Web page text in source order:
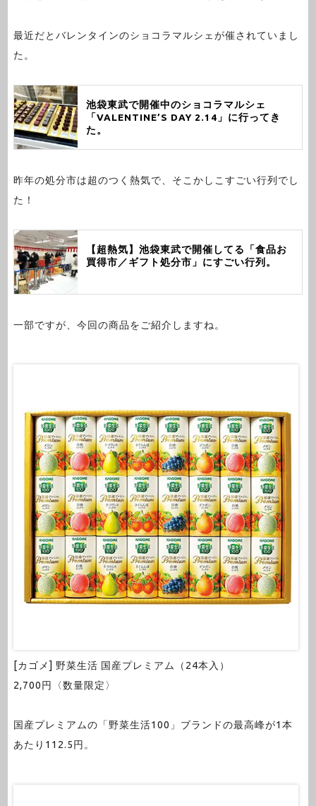
最近だとバレンタインのショコラマルシェが催されていまし
た。
池袋東武で開催中のショコラマルシェ
「VALENTINE’S DAY 2.14」に行ってき
た。
昨年の処分市は超のつく熱気で、そこかしこすごい行列でし
た！
【超熱気】池袋東武で開催してる「食品お
買得市／ギフト処分市」にすごい行列。
一部ですが、今回の商品をご紹介しますね。
[カゴメ] 野菜生活 国産プレミアム（24本入）
2,700円〈数量限定〉
国産プレミアムの「野菜生活100」ブランドの最高峰が1本
あたり112.5円。